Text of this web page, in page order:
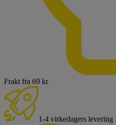
Frakt fra 69 kr
1-4 virkedagers levering